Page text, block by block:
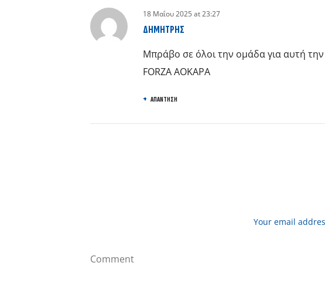
18 Μαΐου 2025 at23:27
ΔΗΜΉΤΡΗΣ
Μπράβο σε όλοι την ομάδα για αυτή
FORZA ΑΟΚΑΡΑ
ΑΠΆΝΤΗΣΗ
Your email